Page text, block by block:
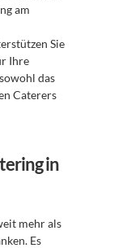
am
Sie
Ihre
das
Caterers
in
mehr als
Es